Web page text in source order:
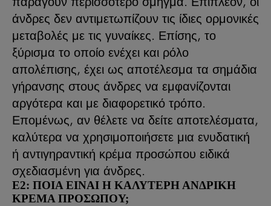
άνδρες δεν αντιμετωπίζουν τις ίδιες ορμονικές
μεταβολές με τις γυναίκες. Επίσης, το
ξύρισμα το οποίο ενέχει και ρόλο
απολέπισης, έχει ως αποτέλεσμα τα σημάδια
γήρανσης στους άνδρες να εμφανίζονται
αργότερα και με διαφορετικό τρόπο.
Επομένως, αν θέλετε να δείτε αποτελέσματα,
καλύτερα να χρησιμοποιήσετε μια ενυδατική
ή αντιγηραντική κρέμα προσώπου ειδικά
σχεδιασμένη για άνδρες.
Ε2: ΠΟΙΑ ΕΙΝΑΙ Η ΚΑΛΥΤΕΡΗ ΑΝΔΡΙΚΗ
ΚΡΕΜΑ ΠΡΟΣΩΠΟΥ;